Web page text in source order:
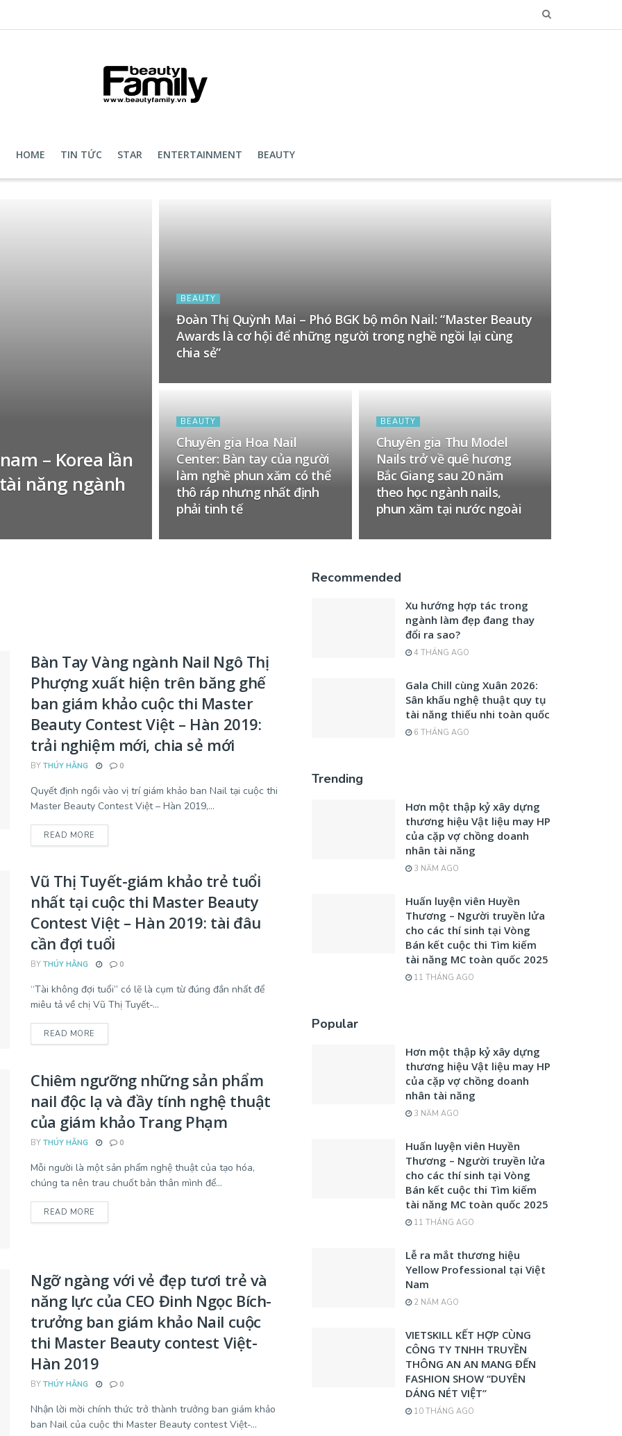
HOME TIN TỨC STAR ENTERTAINMENT BEAUTY
– Korea lần
năng ngành
BEAUTY
Đoàn Thị Quỳnh Mai – Phó BGK bộ môn Nail: “Master Beauty
Awards là cơ hội để những người trong nghề ngồi lại cùng
chia sẻ”
BEAUTY
Chuyên gia Hoa Nail
Center: Bàn tay của người
làm nghề phun xăm có thể
thô ráp nhưng nhất định
phải tinh tế
BEAUTY
Chuyên gia Thu Model
Nails trở về quê hương
Bắc Giang sau 20 năm
theo học ngành nails,
phun xăm tại nước ngoài
Bàn Tay Vàng ngành Nail Ngô Thị
Phượng xuất hiện trên băng ghế
ban giám khảo cuộc thi Master
Beauty Contest Việt – Hàn 2019:
trải nghiệm mới, chia sẻ mới
BY THÚY HẰNG 0
Quyết định ngồi vào vị trí giám khảo ban Nail tại cuộc thi
Master Beauty Contest Việt – Hàn 2019,...
READ MORE
Vũ Thị Tuyết-giám khảo trẻ tuổi
nhất tại cuộc thi Master Beauty
Contest Việt – Hàn 2019: tài đâu
cần đợi tuổi
BY THÚY HẰNG 0
“Tài không đợi tuổi” có lẽ là cụm từ đúng đắn nhất để
miêu tả về chị Vũ Thị Tuyết-...
READ MORE
Chiêm ngưỡng những sản phẩm
nail độc lạ và đầy tính nghệ thuật
của giám khảo Trang Phạm
BY THÚY HẰNG 0
Mỗi người là một sản phẩm nghệ thuật của tạo hóa,
chúng ta nên trau chuốt bản thân mình để...
READ MORE
Ngỡ ngàng với vẻ đẹp tươi trẻ và
năng lực của CEO Đinh Ngọc Bích-
trưởng ban giám khảo Nail cuộc
thi Master Beauty contest Việt-
Hàn 2019
BY THÚY HẰNG 0
Nhận lời mời chính thức trở thành trưởng ban giám khảo
ban Nail của cuộc thi Master Beauty contest Việt-...
Recommended
Xu hướng hợp tác trong
ngành làm đẹp đang thay
đổi ra sao?
4 THÁNG AGO
Gala Chill cùng Xuân 2026:
Sân khấu nghệ thuật quy tụ
tài năng thiếu nhi toàn quốc
6 THÁNG AGO
Trending
Hơn một thập kỷ xây dựng
thương hiệu Vật liệu may HP
của cặp vợ chồng doanh
nhân tài năng
3 NĂM AGO
Huấn luyện viên Huyền
Thương – Người truyền lửa
cho các thí sinh tại Vòng
Bán kết cuộc thi Tìm kiếm
tài năng MC toàn quốc 2025
11 THÁNG AGO
Popular
Hơn một thập kỷ xây dựng
thương hiệu Vật liệu may HP
của cặp vợ chồng doanh
nhân tài năng
3 NĂM AGO
Huấn luyện viên Huyền
Thương – Người truyền lửa
cho các thí sinh tại Vòng
Bán kết cuộc thi Tìm kiếm
tài năng MC toàn quốc 2025
11 THÁNG AGO
Lễ ra mắt thương hiệu
Yellow Professional tại Việt
Nam
2 NĂM AGO
VIETSKILL KẾT HỢP CÙNG
CÔNG TY TNHH TRUYỀN
THÔNG AN AN MANG ĐẾN
FASHION SHOW “DUYÊN
DÁNG NÉT VIỆT”
10 THÁNG AGO